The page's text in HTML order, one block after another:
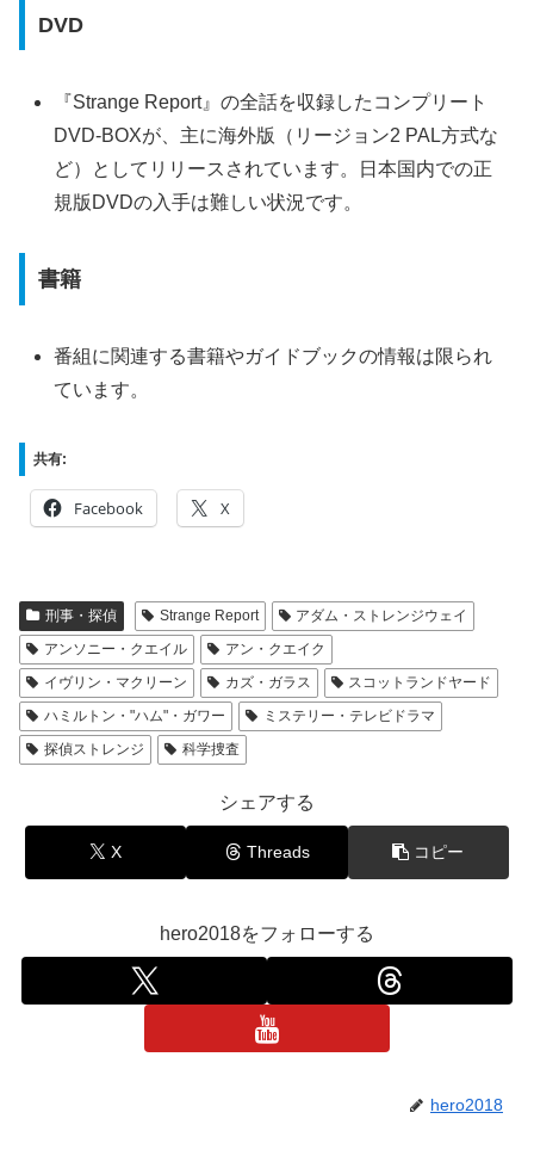
DVD
『Strange Report』の全話を収録したコンプリート
DVD-BOXが、主に海外版（リージョン2 PAL方式な
ど）としてリリースされています。日本国内での正
規版DVDの入手は難しい状況です。
書籍
番組に関連する書籍やガイドブックの情報は限られ
ています。
共有:
Facebook X
刑事・探偵 Strange Report
アダム・ストレンジウェイ
アンソニー・クエイル
アン・クエイク
イヴリン・マクリーン
カズ・ガラス
スコットランドヤード
ハミルトン・"ハム"・ガワー
ミステリー・テレビドラマ
探偵ストレンジ
科学捜査
シェアする
X Threads コピー
hero2018をフォローする
hero2018